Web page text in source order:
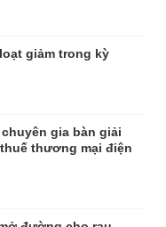
giảm trong kỳ
gia bàn giải
thương mại điện